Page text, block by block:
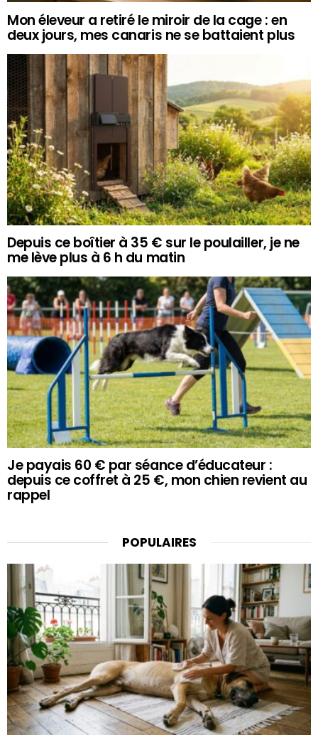
Mon éleveur a retiré le miroir de la cage : en
deux jours, mes canaris ne se battaient plus
Depuis ce boîtier à 35 € sur le poulailler, je ne
me lève plus à 6 h du matin
Je payais 60 € par séance d’éducateur :
depuis ce coffret à 25 €, mon chien revient au
rappel
POPULAIRES